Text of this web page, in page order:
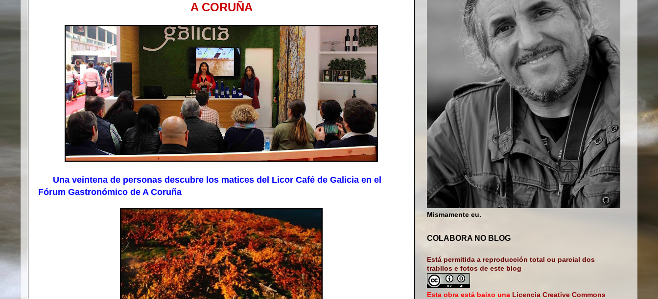
A CORUÑA
Una veintena de personas descubre los matices del Licor Café de Galicia en el
Fórum Gastronómico de A Coruña
Mismamente eu.
COLABORA NO BLOG
Está permitida a reproducción total ou parcial dos
trabllos e fotos de este blog
Esta obra está baixo una Licencia Creative Commons